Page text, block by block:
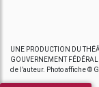
UNE PRODUCTION DU
GOUVERNEMENT
de l’auteur. Photo affiche ©